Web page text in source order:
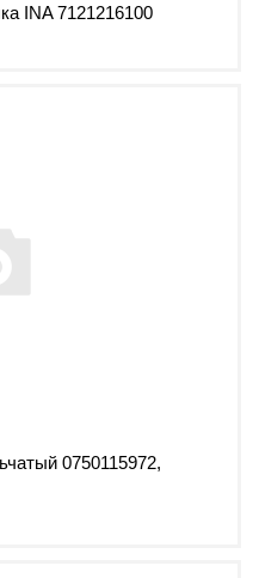
INA 7121216100
0750115972,